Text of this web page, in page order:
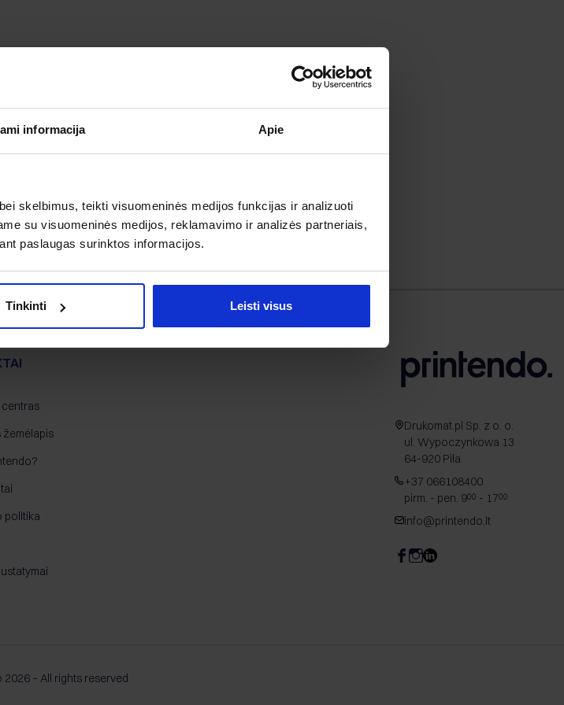
informacija Apie
skelbimus, teikti visuomeninės medijos funkcijas ir analizuoti
su visuomeninės medijos, reklamavimo ir analizės partneriais,
paslaugas surinktos informacijos.
Tinkinti Leisti visus
žemėlapis
politika
Drukomat.pl Sp. z o. o.
ul. Wypoczynkowa 13
64-920 Piła
+37 066108400
pirm. - pen. 900 - 1700
info@printendo.lt
– All rights reserved